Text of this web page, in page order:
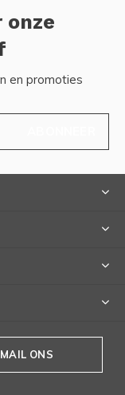
onze
en promoties
MAIL ONS